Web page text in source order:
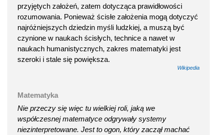
przyjętych założeń, zatem dotycząca prawidłowości
rozumowania. Ponieważ ścisłe założenia mogą dotyczyć
najróżniejszych dziedzin myśli ludzkiej, a muszą być
czynione w naukach ścisłych, technice a nawet w
naukach humanistycznych, zakres matematyki jest
szeroki i stale się powiększa.
Wikipedia
Matematyka
Nie przeczy się więc tu wielkiej roli, jaką we
współczesnej matematyce odgrywały systemy
niezinterpretowane. Jest to ogon, który zaczął machać